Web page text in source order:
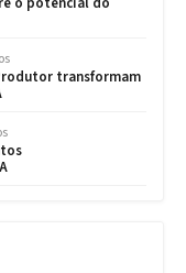
transformam